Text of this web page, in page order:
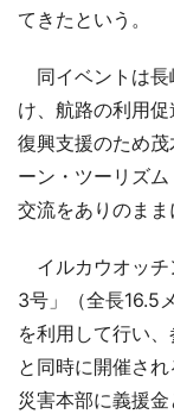
てきたという。
同イベントは長
け、航路の利用
復興支援のため
ーン・ツーリズ
交流をありのまま
イルカウオッチ
3号」（全長16.5
を利用して行い
と同時に開催さ
災害本部に義援